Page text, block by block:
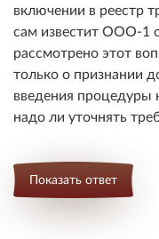
включении в реестр
сам известит ООО-1
рассмотрено этот
только о признании
введения процедуры
надо ли уточнять
Показать ответ